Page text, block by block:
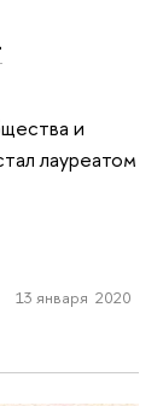
и
лауреатом
13 января 2020